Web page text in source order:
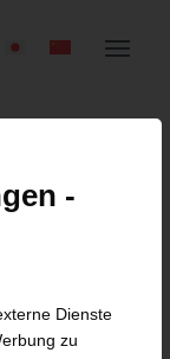
des
-
Dienste
zu